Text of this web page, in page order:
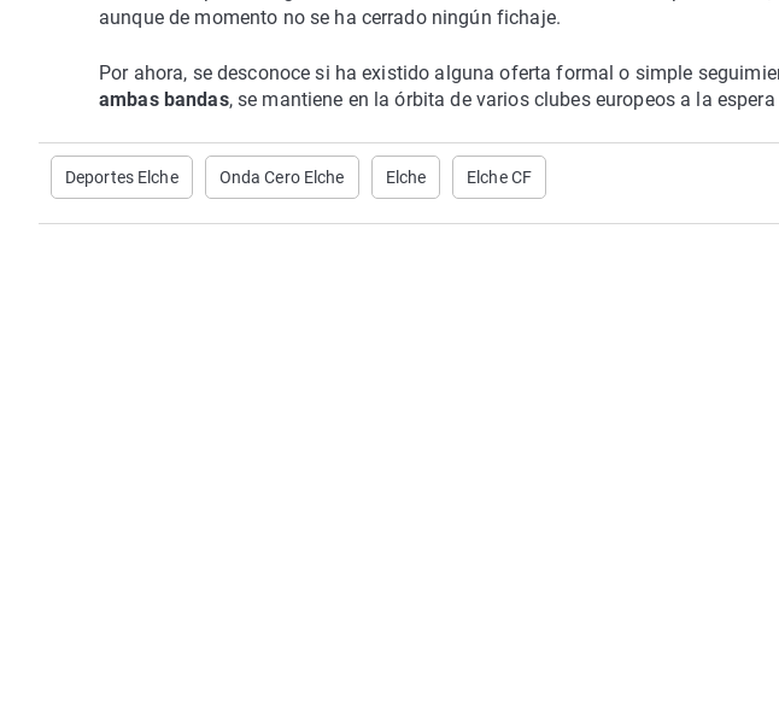
aunque de momento no se ha cerrado ningún fichaje.
Por ahora, se desconoce si ha existido alguna oferta formal o simple
ambas bandas, se mantiene en la órbita de varios clubes europeos a la
Deportes Elche Onda Cero Elche Elche Elche CF